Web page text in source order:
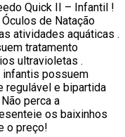
Quick II – Infantil !
de Natação
atividades aquáticas .
tratamento
ultravioletas .
infantis possuem
regulável e bipartida
perca a
os baixinhos
o preço!